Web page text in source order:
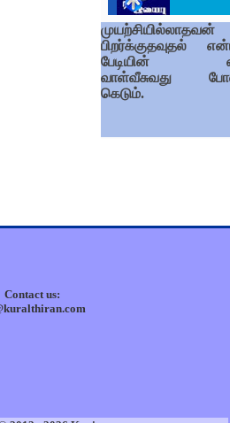
முயற்சியில்லாதவன்
பிறர்க்குதவுதல்
பேடியின்
வாள்வீசுவது
கெடும்.
Contact us: